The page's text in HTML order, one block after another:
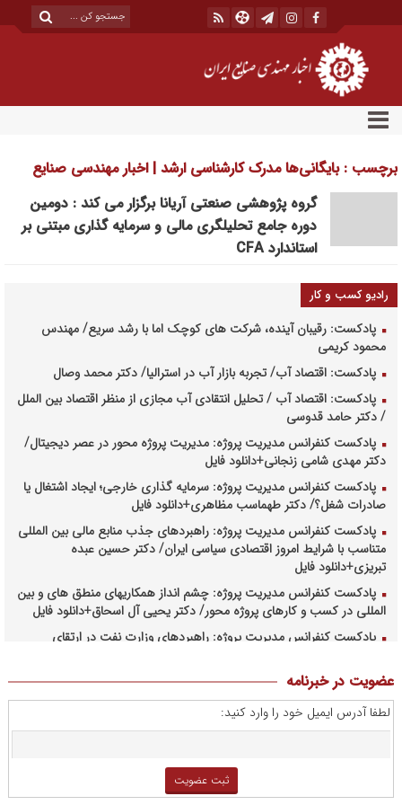
برچسب : بایگانی‌ها مدرک کارشناسی ارشد | اخبار مهندسی صنایع
ایران
گروه پژوهشی صنعتی آریانا برگزار می کند : دومین
دوره جامع تحلیلگری مالی و سرمایه گذاری مبتنی بر
استاندارد CFA
رادیو کسب و کار
پادکست: رقیبان آینده، شرکت های کوچک اما با رشد سریع/ مهندس
محمود کریمی
پادکست: اقتصاد آب/ تجربه بازار آب در استرالیا/ دکتر محمد وصال
پادکست: اقتصاد آب / تحلیل انتقادی آب مجازی از منظر اقتصاد بین الملل
/ دکتر حامد قدوسی
پادکست کنفرانس مدیریت پروژه: مدیریت پروژه محور در عصر دیجیتال/
دکتر مهدی شامی زنجانی+دانلود فایل
پادکست کنفرانس مدیریت پروژه: سرمایه گذاری خارجی؛ ایجاد اشتغال یا
صادرات شغل؟/ دکتر طهماسب مظاهری+دانلود فایل
پادکست کنفرانس مدیریت پروژه: راهبردهای جذب منابع مالی بین المللی
متناسب با شرایط امروز اقتصادی سیاسی ایران/ دکتر حسین عبده
تبریزی+دانلود فایل
پادکست کنفرانس مدیریت پروژه: چشم انداز همکاریهای منطق های و بین
المللی در کسب و کارهای پروژه محور/ دکتر یحیی آل اسحاق+دانلود فایل
پادکست کنفرانس مدیریت پروژه: راهبردهای وزارت نفت در ارتقای
فایل
پادکست کنفرانس مدیریت پروژه: حکمرانی در کسب و کارهای پروژه
محور/ دکتر محمد صبحیه+دانلود فایل
عضویت در خبرنامه
لطفا آدرس ایمیل خود را وارد کنید: